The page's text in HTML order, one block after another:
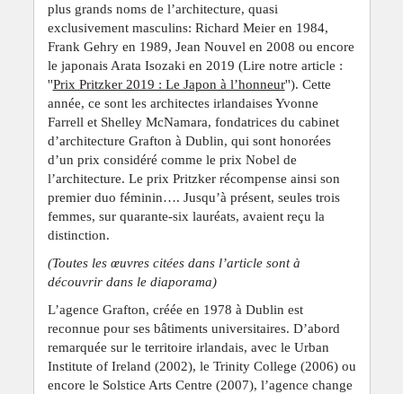
plus grands noms de l’architecture, quasi
exclusivement masculins: Richard Meier en 1984,
Frank Gehry en 1989, Jean Nouvel en 2008 ou encore
le japonais Arata Isozaki en 2019 (Lire notre article :
''Prix Pritzker 2019 : Le Japon à l’honneur''). Cette
année, ce sont les architectes irlandaises Yvonne
Farrell et Shelley McNamara, fondatrices du cabinet
d’architecture Grafton à Dublin, qui sont honorées
d’un prix considéré comme le prix Nobel de
l’architecture. Le prix Pritzker récompense ainsi son
premier duo féminin…. Jusqu’à présent, seules trois
femmes, sur quarante-six lauréats, avaient reçu la
distinction.
(Toutes les œuvres citées dans l’article sont à
découvrir dans le diaporama)
L’agence Grafton, créée en 1978 à Dublin est
reconnue pour ses bâtiments universitaires. D’abord
remarquée sur le territoire irlandais, avec le Urban
Institute of Ireland (2002), le Trinity College (2006) ou
encore le Solstice Arts Centre (2007), l’agence change